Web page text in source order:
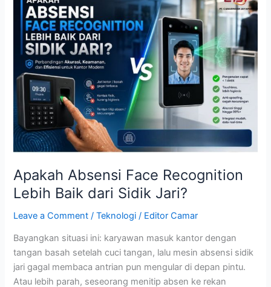
Apakah Absensi Face Recognition
Lebih Baik dari Sidik Jari?
Leave a Comment /Teknologi / Editor Camar
Bayangkan situasi ini: karyawan masuk kantor dengan
tangan basah setelah cuci tangan, lalu mesin absensi sidik
jari gagal membaca antrian pun mengular di depan pintu.
Atau lebih parah, seseorang menitip absen ke rekan
Absensi
Face
Recognition
Lebih
Baik
dari
Sidik
Jari?